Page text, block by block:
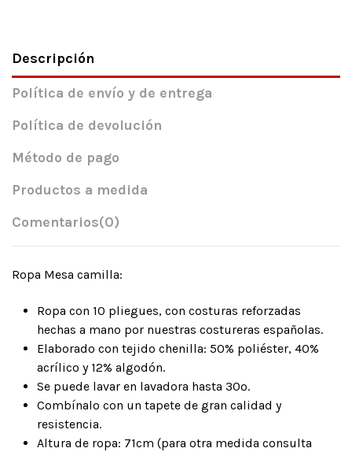
Descripción
Política de envío y de entrega
Política de devolución
Método de pago
Productos a medida
Comentarios(0)
Ropa Mesa camilla:
Ropa con 10 pliegues, con costuras reforzadas
hechas a mano por nuestras costureras españolas.
Elaborado con tejido chenilla: 50% poliéster, 40%
acrílico y 12% algodón.
Se puede lavar en lavadora hasta 30º.
Combínalo con un tapete de gran calidad y
resistencia.
Altura de ropa: 71cm (para otra medida consulta